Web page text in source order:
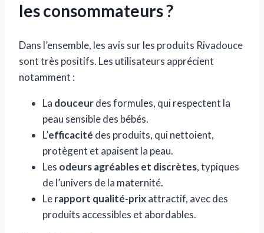
les consommateurs ?
Dans l’ensemble, les avis sur les produits Rivadouce
sont très positifs. Les utilisateurs apprécient
notamment :
La douceurdes formules, qui respectent la
peau sensible des bébés.
L’efficacité des produits, qui nettoient,
protègent et apaisent la peau.
Les odeurs agréables et discrètes, typiques
de l’univers de la maternité.
Lerapport qualité-prixattractif, avec des
produits accessibles et abordables.